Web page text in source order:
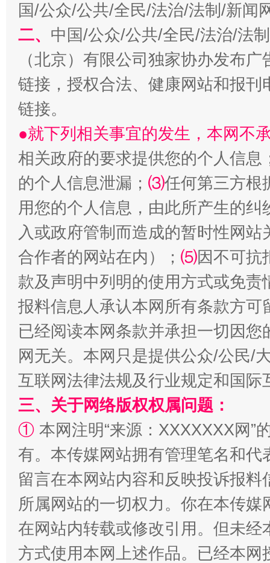
扯下公款旅游的“隐身衣” 如何以
国/公众/公共/全民/法治/法制/新闻
二、 中国/公众/公共/全民/法治/法
（北京）有限公司独家协办发布
链接，授权合法、健康网站和报
链接。
●就下列相关事宜的发生，本网不
相关政府的要求提供您的个人信息
的个人信息泄漏； ⑶任何第三方根
用您的个人信息，由此所产生的纠
入或政府管制而造成的暂时性网
合作者的网站在内）； ⑸因不可抗
款及声明中列明的使用方式或免责
报料信息人承认本网所有条款方
已经阅读本网条款并承担一切因
网无关。本网只是提供公众/公民/
互联网法律法规及行业规定和国
三、关于网络版权权属问题：
① 本网注明“来源：XXXXXXX网”
有。本传媒网站拥有管理笔名和
留言在本网站内容和反映投诉报
所属网站的一切权力。你在本传
在网站内转载或修改引用。但未
方式使用本网上述作品。已经本